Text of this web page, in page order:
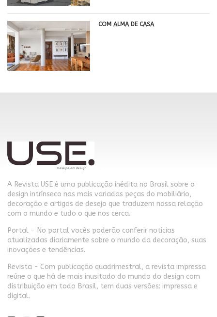
COM ALMA DE CASA
A Revista USE é uma publicação inédita no Brasil sobre o
design intrínseco nas mais variadas peças do mobiliário,
decoração e artigos de desejo que traduzem nossa relação
com o mundo e tudo o que nos cerca.
Portal - No portal vocês poderão conferir notícias
atualizadas diariamente sobre o mundo da decoração, suas
inovações e tendências.
Revista - Com publicação quadrimestral, a revista impressa
reúne o que há de mais inusitado do mundo do design com
distribuição em todo Brasil, tem duas versões: impressa e
digital.